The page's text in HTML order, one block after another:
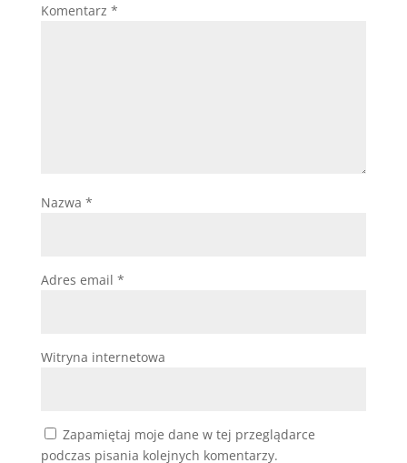
Komentarz *
Nazwa *
Adres email *
Witryna internetowa
Zapamiętaj moje dane w tej przeglądarce
podczas pisania kolejnych komentarzy.